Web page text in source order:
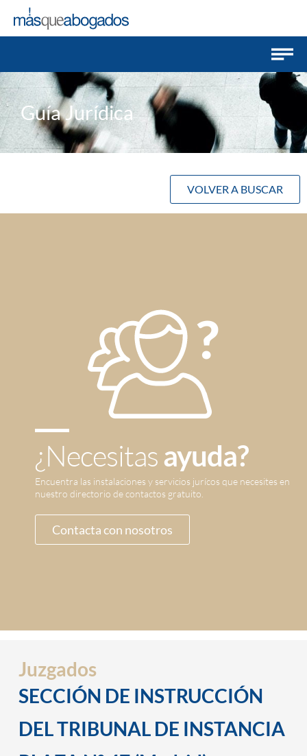
Guía Jurídica
VOLVER A BUSCAR
¿Necesitasayuda?
Encuentra las instalaciones y servicios jurícos que necesites en
nuestro directorio de contactos gratuito.
Contacta con nosotros
Juzgados
SECCIÓN DE INSTRUCCIÓN
DEL TRIBUNAL DE INSTANCIA